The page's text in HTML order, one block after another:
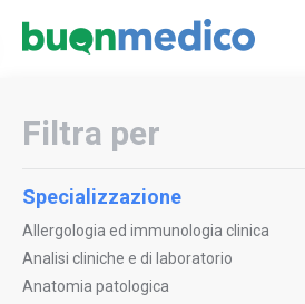
Filtra per
Specializzazione
Allergologia ed immunologia clinica
Analisi cliniche e di laboratorio
Anatomia patologica